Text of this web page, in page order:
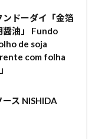
ンドーダイ「金箔
醤油」 Fundo
de soja
com folha
ース NISHIDA